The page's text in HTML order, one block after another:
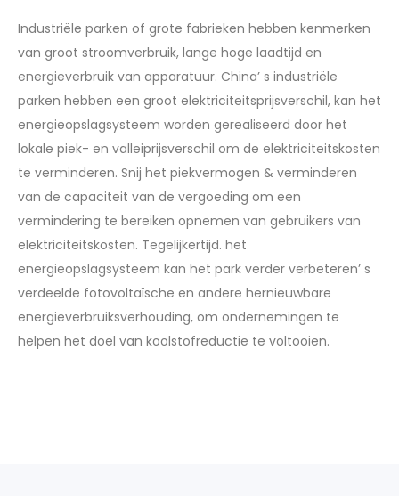
Industriële parken of grote fabrieken hebben kenmerken
van groot stroomverbruik, lange hoge laadtijd en
energieverbruik van apparatuur. China’ s industriële
parken hebben een groot elektriciteitsprijsverschil, kan het
energieopslagsysteem worden gerealiseerd door het
lokale piek- en valleiprijsverschil om de elektriciteitskosten
te verminderen. Snij het piekvermogen & verminderen
van de capaciteit van de vergoeding om een ​​
vermindering te bereiken opnemen van gebruikers van
elektriciteitskosten. Tegelijkertijd. het
energieopslagsysteem kan het park verder verbeteren’ s
verdeelde fotovoltaïsche en andere hernieuwbare
energieverbruiksverhouding, om ondernemingen te
helpen het doel van koolstofreductie te voltooien.